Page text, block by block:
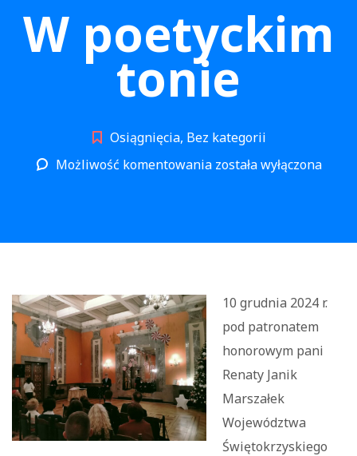
W poetyckim
tonie
Osiągnięcia, Bez kategorii
Możliwość komentowania W
została wyłączona
10 grudnia 2024 r.
pod patronatem
honorowym pani
Renaty Janik
Marszałek
Województwa
Świętokrzyskiego